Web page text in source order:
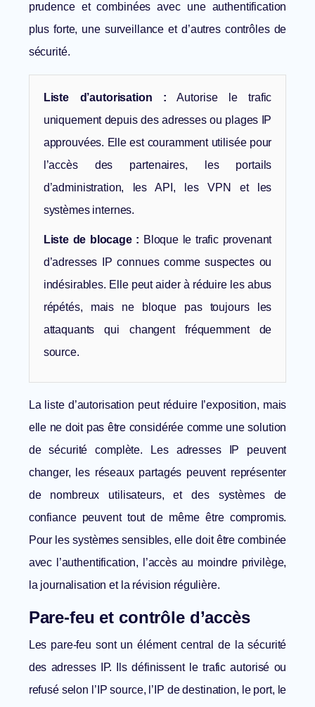
prudence et combinées avec une authentification
plus forte, une surveillance et d’autres contrôles de
sécurité.
Liste d’autorisation : Autorise le trafic
uniquement depuis des adresses ou plages IP
approuvées. Elle est couramment utilisée pour
l’accès des partenaires, les portails
d’administration, les API, les VPN et les
systèmes internes.
Liste de blocage : Bloque le trafic provenant
d’adresses IP connues comme suspectes ou
indésirables. Elle peut aider à réduire les abus
répétés, mais ne bloque pas toujours les
attaquants qui changent fréquemment de
source.
La liste d’autorisation peut réduire l’exposition, mais
elle ne doit pas être considérée comme une solution
de sécurité complète. Les adresses IP peuvent
changer, les réseaux partagés peuvent représenter
de nombreux utilisateurs, et des systèmes de
confiance peuvent tout de même être compromis.
Pour les systèmes sensibles, elle doit être combinée
avec l’authentification, l’accès au moindre privilège,
la journalisation et la révision régulière.
Pare-feu et contrôle d’accès
Les pare-feu sont un élément central de la sécurité
des adresses IP. Ils définissent le trafic autorisé ou
refusé selon l’IP source, l’IP de destination, le port, le